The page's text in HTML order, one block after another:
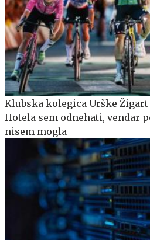
Klubska kolegica Urške Žigart
Hotela sem odnehati, vendar
nisem mogla